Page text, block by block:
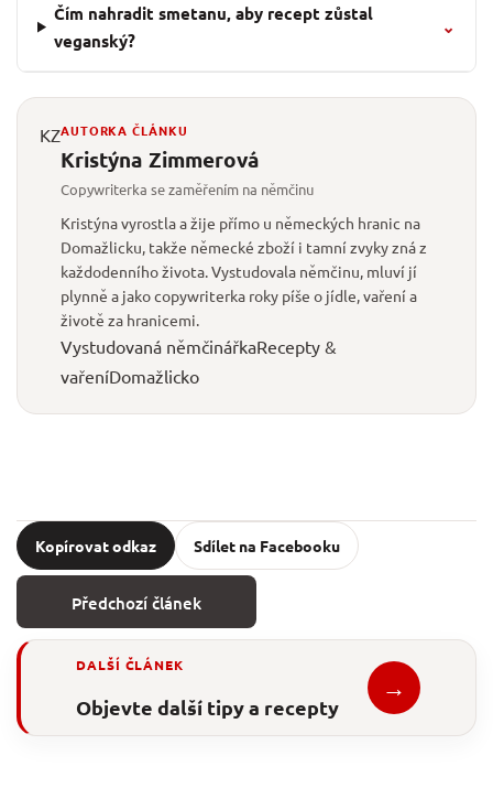
Čím nahradit smetanu, aby recept zůstal
veganský?
⌄
KZAUTORKA ČLÁNKU
Kristýna Zimmerová
Copywriterka se zaměřením na němčinu
Kristýna vyrostla a žije přímo u německých hranic na
Domažlicku, takže německé zboží i tamní zvyky zná z
každodenního života. Vystudovala němčinu, mluví jí
plynně a jako copywriterka roky píše o jídle, vaření a
životě za hranicemi.
Vystudovaná němčinářkaRecepty &
vařeníDomažlicko
Kopírovat odkaz Sdílet na Facebooku
Předchozí článek
DALŠÍ ČLÁNEK
Objevte další tipy a recepty
→